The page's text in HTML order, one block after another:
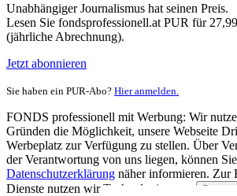
Unabhängiger Journalismus hat seinen Preis.
Lesen Sie fondsprofessionell.at PUR für
(jährliche Abrechnung).
Jetzt abonnieren
Sie haben ein PUR-Abo? Hier anmelden.
FONDS professionell mit Werbung: Wir
Gründen die Möglichkeit, unsere Webseite
Werbeplatz zur Verfügung zu stellen. Über
der Verantwortung von uns liegen, können
Datenschutzerklärung näher informieren. Zur
Dienste nutzen wir Technologien von